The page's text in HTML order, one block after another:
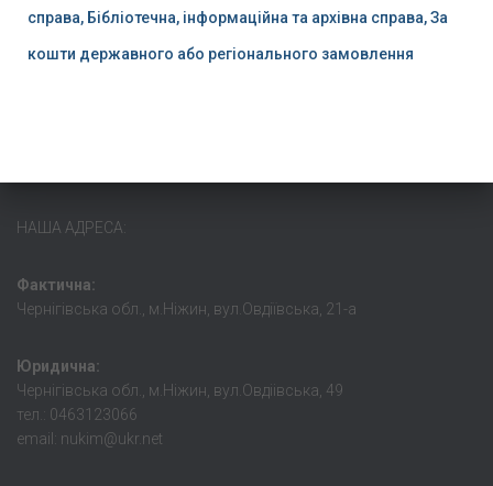
справа, Бібліотечна, інформаційна та архівна справа, За
кошти державного або регіонального замовлення
НАША АДРЕСА:
Фактична:
Чернігівська обл., м.Ніжин, вул.Овдіївська, 21-а
Юридична:
Чернігівська обл., м.Ніжин, вул.Овдіівська, 49
тел.: 0463123066
email: nukim@ukr.net